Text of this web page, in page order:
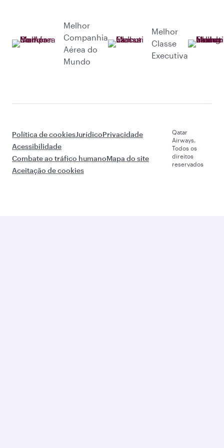
Melhor
Companhia
Aérea do
Mundo
Melhor
Classe
Executiva
Política de cookiesJurídicoPrivacidade
Acessibilidade
Combate ao tráfico humanoMapa do site
Aceitação de cookies
Qatar
Airways.
Todos os
direitos
reservados